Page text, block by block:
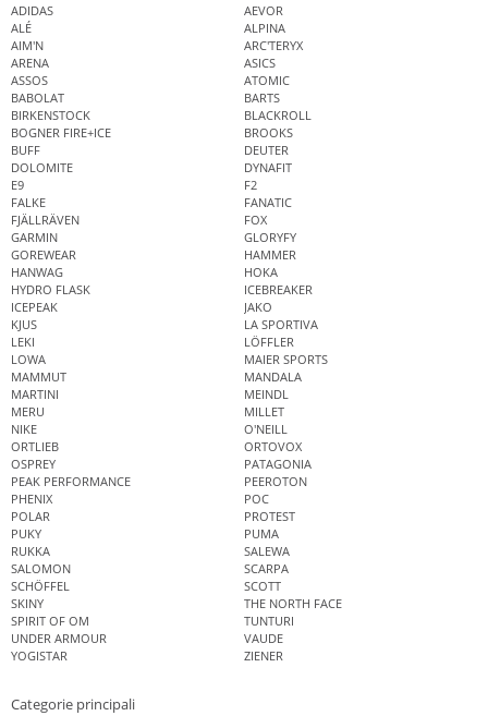
ADIDAS
AEVOR
ALÉ
ALPINA
AIM'N
ARC'TERYX
ARENA
ASICS
ASSOS
ATOMIC
BABOLAT
BARTS
BIRKENSTOCK
BLACKROLL
BOGNER FIRE+ICE
BROOKS
BUFF
DEUTER
DOLOMITE
DYNAFIT
E9
F2
FALKE
FANATIC
FJÄLLRÄVEN
FOX
GARMIN
GLORYFY
GOREWEAR
HAMMER
HANWAG
HOKA
HYDRO FLASK
ICEBREAKER
ICEPEAK
JAKO
KJUS
LA SPORTIVA
LEKI
LÖFFLER
LOWA
MAIER SPORTS
MAMMUT
MANDALA
MARTINI
MEINDL
MERU
MILLET
NIKE
O'NEILL
ORTLIEB
ORTOVOX
OSPREY
PATAGONIA
PEAK PERFORMANCE
PEEROTON
PHENIX
POC
POLAR
PROTEST
PUKY
PUMA
RUKKA
SALEWA
SALOMON
SCARPA
SCHÖFFEL
SCOTT
SKINY
THE NORTH FACE
SPIRIT OF OM
TUNTURI
UNDER ARMOUR
VAUDE
YOGISTAR
ZIENER
Categorie principali